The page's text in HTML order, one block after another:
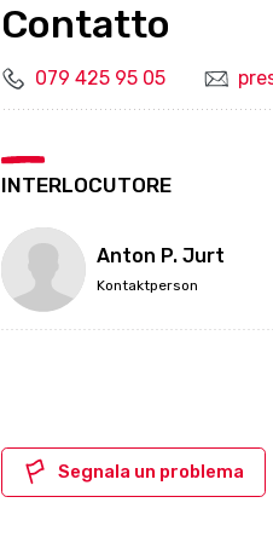
Contatto
079 425 95 05
INTERLOCUTORE
Anton P. Jurt
Kontaktperson
Segnala un problema